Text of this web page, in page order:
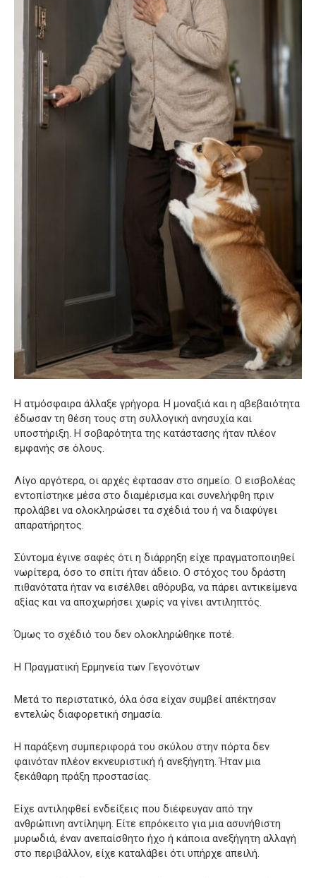
Η ατμόσφαιρα άλλαξε γρήγορα. Η μοναξιά και η αβεβαιότητα
έδωσαν τη θέση τους στη συλλογική ανησυχία και
υποστήριξη. Η σοβαρότητα της κατάστασης ήταν πλέον
εμφανής σε όλους.
Λίγο αργότερα, οι αρχές έφτασαν στο σημείο. Ο εισβολέας
εντοπίστηκε μέσα στο διαμέρισμα και συνελήφθη πριν
προλάβει να ολοκληρώσει τα σχέδιά του ή να διαφύγει
απαρατήρητος.
Σύντομα έγινε σαφές ότι η διάρρηξη είχε πραγματοποιηθεί
νωρίτερα, όσο το σπίτι ήταν άδειο. Ο στόχος του δράστη
πιθανότατα ήταν να εισέλθει αθόρυβα, να πάρει αντικείμενα
αξίας και να αποχωρήσει χωρίς να γίνει αντιληπτός.
Όμως το σχέδιό του δεν ολοκληρώθηκε ποτέ.
Η Πραγματική Ερμηνεία των Γεγονότων
Μετά το περιστατικό, όλα όσα είχαν συμβεί απέκτησαν
εντελώς διαφορετική σημασία.
Η παράξενη συμπεριφορά του σκύλου στην πόρτα δεν
φαινόταν πλέον εκνευριστική ή ανεξήγητη. Ήταν μια
ξεκάθαρη πράξη προστασίας.
Είχε αντιληφθεί ενδείξεις που διέφευγαν από την
ανθρώπινη αντίληψη. Είτε επρόκειτο για μια ασυνήθιστη
μυρωδιά, έναν ανεπαίσθητο ήχο ή κάποια ανεξήγητη αλλαγή
στο περιβάλλον, είχε καταλάβει ότι υπήρχε απειλή.